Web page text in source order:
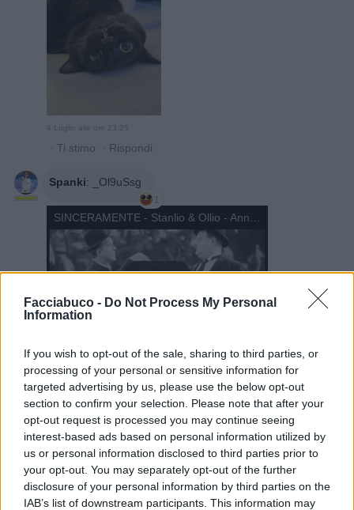
Facciabuco - Do Not Process My Personal
Information
If you wish to opt-out of the sale, sharing to third parties, or
processing of your personal or sensitive information for
targeted advertising by us, please use the below opt-out
section to confirm your selection. Please note that after your
opt-out request is processed you may continue seeing
interest-based ads based on personal information utilized by
us or personal information disclosed to third parties prior to
your opt-out. You may separately opt-out of the further
disclosure of your personal information by third parties on the
IAB’s list of downstream participants. This information may
· Ti stimo · Rispondi
Spanki: _Ol9uSsg
1
SINCERAMENTE - Stanlio & Ollio - Annalisa (La situazione sfuggita di mano)
4 Luglio alle ore 23:33
·Ti stimo·Rispondi
KalimerA: Spanki 🎵 quando 🎵 quando 🎵 quando 🎵
....è ora di andare a nanna ...
Ciau neh, 👋 a domani 😊
4 Luglio alle ore 23:59
·Ti stimo·Rispondi